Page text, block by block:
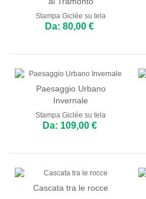
Stampa Giclée su tela
Da: 80,00 €
Paesaggio Urbano
Invernale
Stampa Giclée su tela
Da: 109,00 €
Cascata tra le rocce